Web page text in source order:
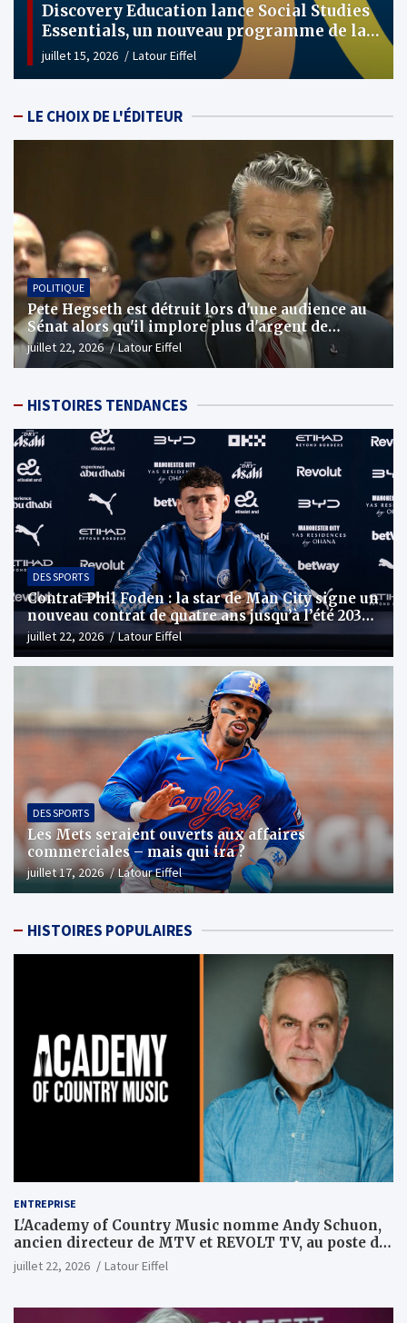
21 jeux de compétition d’orthographe qui
occupent les enfants plus que les abeilles
juillet 10, 2026 Latour Eiffel
LE CHOIX DE L'ÉDITEUR
POLITIQUE
Pete Hegseth est détruit lors d'une audience au
Sénat alors qu'il implore plus d'argent de
guerre
juillet 22, 2026 Latour Eiffel
HISTOIRES TENDANCES
DES SPORTS
Contrat Phil Foden : la star de Man City signe un
nouveau contrat de quatre ans jusqu’à l’été 2030 |
Actualités footballistiques
juillet 22, 2026 Latour Eiffel
DES SPORTS
Les Mets seraient ouverts aux affaires
commerciales – mais qui ira ?
juillet 17, 2026 Latour Eiffel
HISTOIRES POPULAIRES
ENTREPRISE
L'Academy of Country Music nomme Andy Schuon,
ancien directeur de MTV et REVOLT TV, au poste de
PDG
juillet 22, 2026 Latour Eiffel